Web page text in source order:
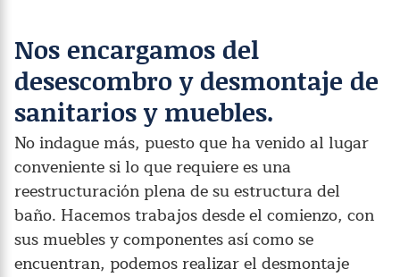
Nos encargamos del
desescombro y desmontaje de
sanitarios y muebles.
No indague más, puesto que ha venido al lugar
conveniente si lo que requiere es una
reestructuración plena de su estructura del
baño. Hacemos trabajos desde el comienzo, con
sus muebles y componentes así como se
encuentran, podemos realizar el desmontaje